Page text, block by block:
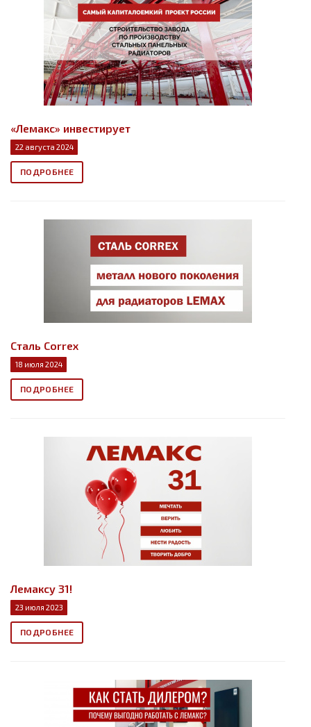
«Лемакс» инвестирует
22 августа 2024
ПОДРОБНЕЕ
Сталь Correx
18 июля 2024
ПОДРОБНЕЕ
Лемаксу 31!
23 июля 2023
ПОДРОБНЕЕ